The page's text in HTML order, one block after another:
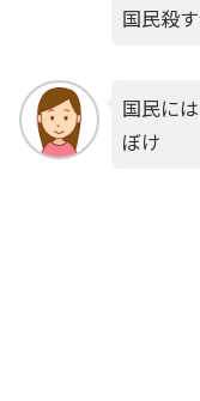
国民殺す
国民に
ぼけ